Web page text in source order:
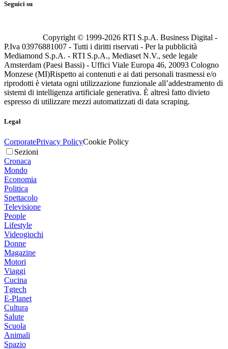
Seguici su
Copyright © 1999-2026 RTI S.p.A. Business Digital -
P.Iva 03976881007 - Tutti i diritti riservati - Per la pubblicità
Mediamond S.p.A. - RTI S.p.A., Mediaset N.V., sede legale
Amsterdam (Paesi Bassi) - Uffici Viale Europa 46, 20093 Cologno
Monzese (MI)Rispetto ai contenuti e ai dati personali trasmessi e/o
riprodotti è vietata ogni utilizzazione funzionale all’addestramento di
sistemi di intelligenza artificiale generativa. È altresì fatto divieto
espresso di utilizzare mezzi automatizzati di data scraping.
Legal
CorporatePrivacy PolicyCookie Policy
Sezioni
Cronaca
Mondo
Economia
Politica
Spettacolo
Televisione
People
Lifestyle
Videogiochi
Donne
Magazine
Motori
Viaggi
Cucina
Tgtech
E-Planet
Cultura
Salute
Scuola
Animali
Spazio